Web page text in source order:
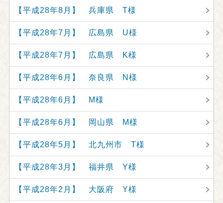
【平成28年8月】 兵庫県 T様
【平成28年7月】 広島県 U様
【平成28年7月】 広島県 K様
【平成28年6月】 奈良県 N様
【平成28年6月】 M様
【平成28年6月】 岡山県 M様
【平成28年5月】 北九州市 T様
【平成28年3月】 福井県 Y様
【平成28年2月】 大阪府 Y様